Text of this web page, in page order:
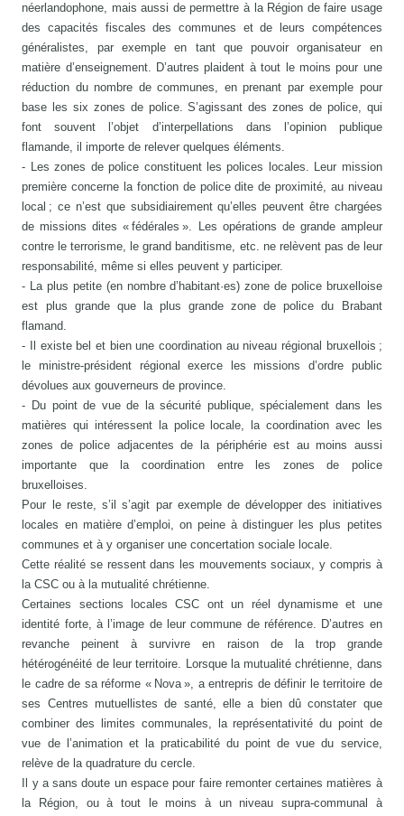
néerlandophone, mais aussi de permettre à la Région de faire usage
des capacités fiscales des communes et de leurs compétences
généralistes, par exemple en tant que pouvoir organisateur en
matière d’enseignement. D’autres plaident à tout le moins pour une
réduction du nombre de communes, en prenant par exemple pour
base les six zones de police. S’agissant des zones de police, qui
font souvent l’objet d’interpellations dans l’opinion publique
flamande, il importe de relever quelques éléments.
- Les zones de police constituent les polices locales. Leur mission
première concerne la fonction de police dite de proximité, au niveau
local ; ce n’est que subsidiairement qu’elles peuvent être chargées
de missions dites « fédérales ». Les opérations de grande ampleur
contre le terrorisme, le grand banditisme, etc. ne relèvent pas de leur
responsabilité, même si elles peuvent y participer.
- La plus petite (en nombre d’habitant·es) zone de police bruxelloise
est plus grande que la plus grande zone de police du Brabant
flamand.
- Il existe bel et bien une coordination au niveau régional bruxellois ;
le ministre-président régional exerce les missions d’ordre public
dévolues aux gouverneurs de province.
- Du point de vue de la sécurité publique, spécialement dans les
matières qui intéressent la police locale, la coordination avec les
zones de police adjacentes de la périphérie est au moins aussi
importante que la coordination entre les zones de police
bruxelloises.
Pour le reste, s’il s’agit par exemple de développer des initiatives
locales en matière d’emploi, on peine à distinguer les plus petites
communes et à y organiser une concertation sociale locale.
Cette réalité se ressent dans les mouvements sociaux, y compris à
la CSC ou à la mutualité chrétienne.
Certaines sections locales CSC ont un réel dynamisme et une
identité forte, à l’image de leur commune de référence. D’autres en
revanche peinent à survivre en raison de la trop grande
hétérogénéité de leur territoire. Lorsque la mutualité chrétienne, dans
le cadre de sa réforme « Nova », a entrepris de définir le territoire de
ses Centres mutuellistes de santé, elle a bien dû constater que
combiner des limites communales, la représentativité du point de
vue de l’animation et la praticabilité du point de vue du service,
relève de la quadrature du cercle.
Il y a sans doute un espace pour faire remonter certaines matières à
la Région, ou à tout le moins à un niveau supra-communal à